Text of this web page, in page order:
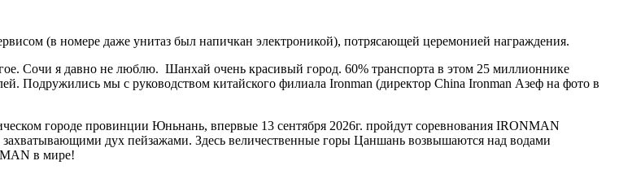
(в номере даже унитаз был напичкан электроникой), потрясающей церемонией награждения.
Сочи я давно не люблю. Шанхай очень красивый город. 60% транспорта в этом 25 миллионнике
Подружились мы с руководством китайского филиала Ironman (директор China Ironman Азеф на фото в
городе провинции Юньнань, впервые 13 сентября 2026г. пройдут соревнования IRONMAN
захватывающими дух пейзажами. Здесь величественные горы Цаншань возвышаются над водами
в мире!